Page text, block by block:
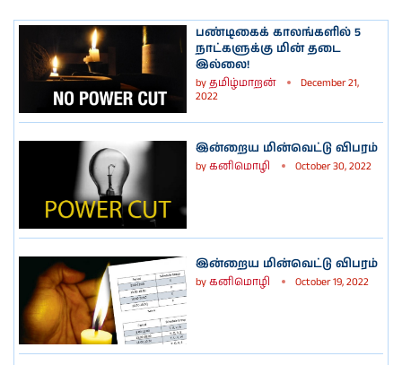
பண்டிகைக் காலங்களில் 5
நாட்களுக்கு மின் தடை
இல்லை!
byதமிழ்மாறன்
December 21,
2022
இன்றைய மின்வெட்டு விபரம்
byகனிமொழி October 30, 2022
இன்றைய மின்வெட்டு விபரம்
byகனிமொழி October 19, 2022